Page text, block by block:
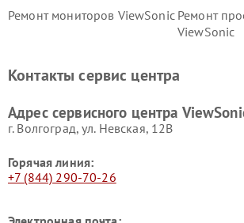
Ремонт мониторов ViewSonic Ремонт
ViewSonic
Контакты сервис центра
Адрес сервисного центра
г. Волгоград, ул. Невская, 12В
Горячая линия:
+7 (844) 290-70-26